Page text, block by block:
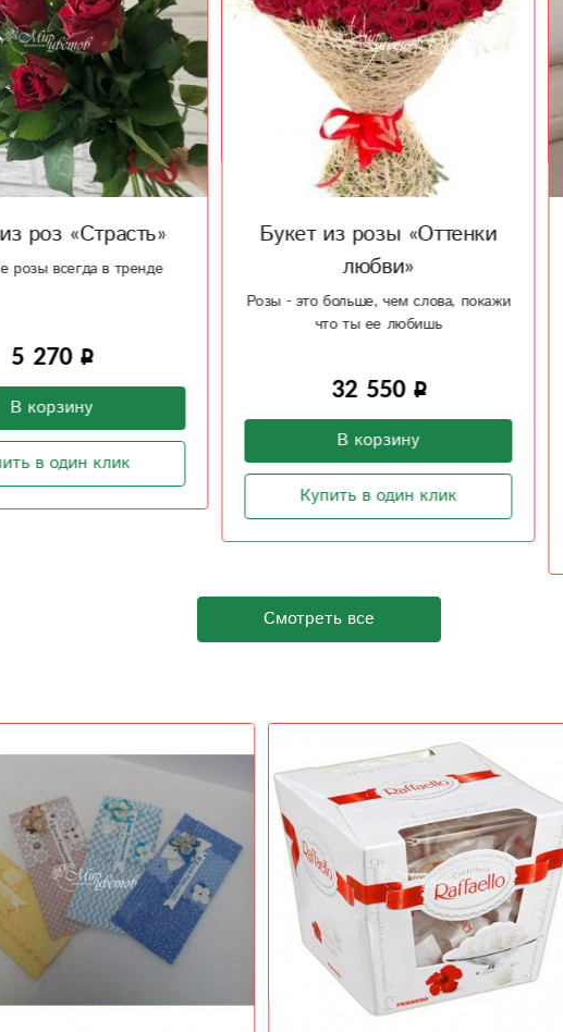
Букет из розы «Оттенки
любви»
Розы - это больше, чем слова, покажи
32 550
В корзину
Букет из розы
«Таинственное
очарование»
Очарование красной розы
5 950
В корзину
Смотреть все